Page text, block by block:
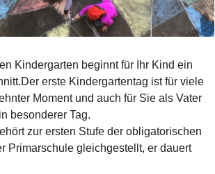
Kindergarten beginnt für Ihr Kind ein
erste Kindergartentag ist für viele
Moment und auch für Sie als Vater
besonderer Tag.
zur ersten Stufe der obligatorischen
Primarschule gleichgestellt, er dauert